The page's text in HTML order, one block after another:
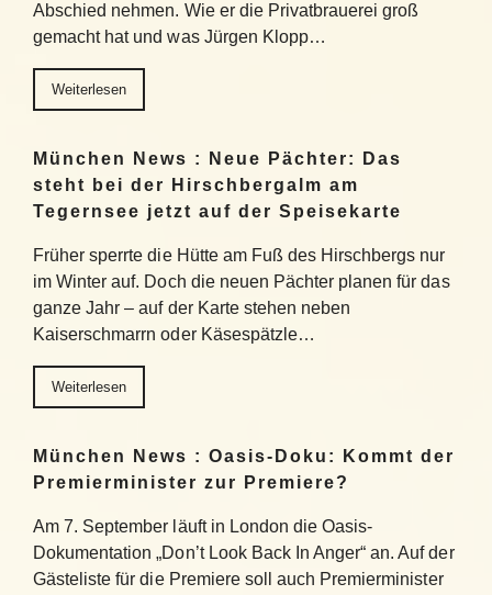
Abschied nehmen. Wie er die Privatbrauerei groß
gemacht hat und was Jürgen Klopp…
Weiterlesen
München News : Neue Pächter: Das
steht bei der Hirschbergalm am
Tegernsee jetzt auf der Speisekarte
Früher sperrte die Hütte am Fuß des Hirschbergs nur
im Winter auf. Doch die neuen Pächter planen für das
ganze Jahr – auf der Karte stehen neben
Kaiserschmarrn oder Käsespätzle…
Weiterlesen
München News : Oasis-Doku: Kommt der
Premierminister zur Premiere?
Am 7. September läuft in London die Oasis-
Dokumentation „Don’t Look Back In Anger“ an. Auf der
Gästeliste für die Premiere soll auch Premierminister